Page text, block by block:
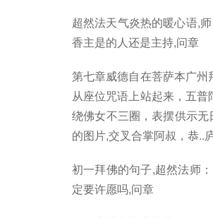
超然法天气炎热的暖心语,
香主是的人还是主持,问章
第七章威德自在菩萨本广州
从座位咒语上站起来，五
绕佛女不三圈，表摆供示
的图片,交叉合掌阿叔，恭..
初一拜佛的句子,超然法师
定要许愿吗,问章